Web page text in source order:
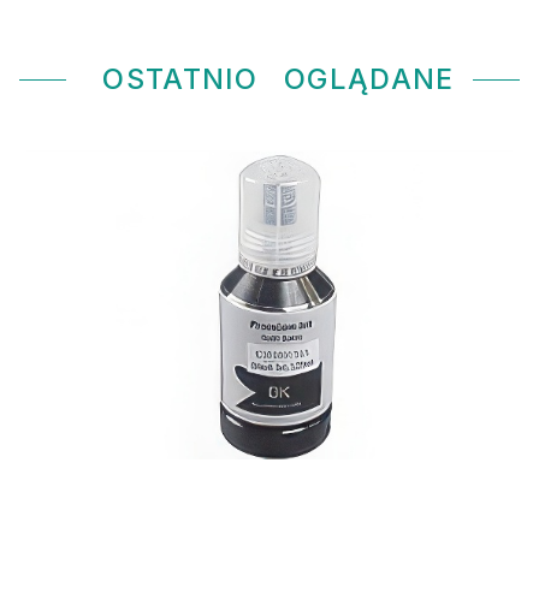
OSTATNIO OGLĄDANE